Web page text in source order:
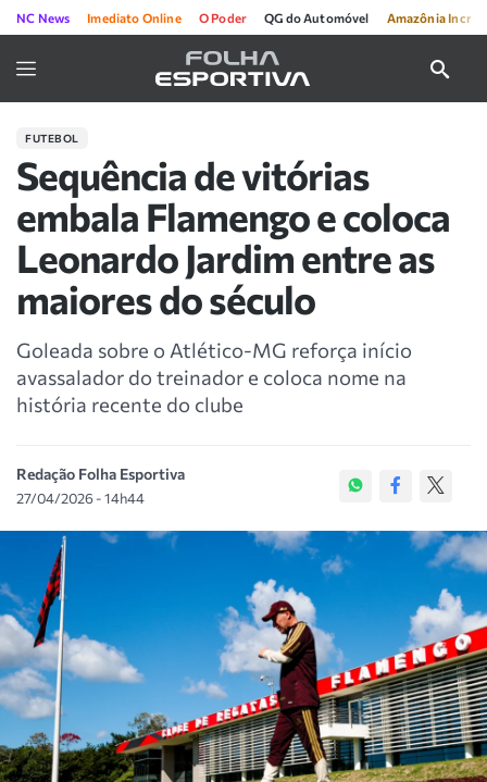
NC News Imediato Online O Poder QG do Automóvel Amazônia
FUTEBOL
Sequência de vitórias
embala Flamengo e coloca
Leonardo Jardim entre as
maiores do século
Goleada sobre o Atlético-MG reforça início
avassalador do treinador e coloca nome na
história recente do clube
Redação Folha Esportiva
27/04/2026 - 14h44